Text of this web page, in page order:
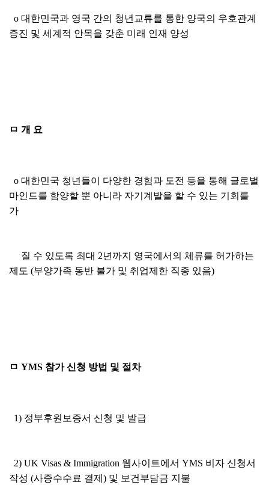
o 대한민국과 영국 간의 청년교류를 통한 양국의 우호관계
증진 및 세계적 안목을 갖춘 미래 인재 양성
ㅁ 개 요
o 대한민국 청년들이 다양한 경험과 도전 등을 통해 글로벌
마인드를 함양할 뿐 아니라 자기계발을 할 수 있는 기회를
가
질 수 있도록 최대 2년까지 영국에서의 체류를 허가하는
제도 (부양가족 동반 불가 및 취업제한 직종 있음)
ㅁ YMS 참가 신청 방법 및 절차
1) 정부후원보증서 신청 및 발급
2) UK Visas & Immigration 웹사이트에서 YMS 비자 신청서
작성 (사증수수료 결제) 및 보건부담금 지불